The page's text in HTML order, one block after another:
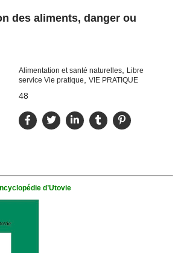
des aliments, danger ou
Alimentation et santé naturelles
Libre
service Vie pratique
VIE PRATIQUE
48
d’Utovie